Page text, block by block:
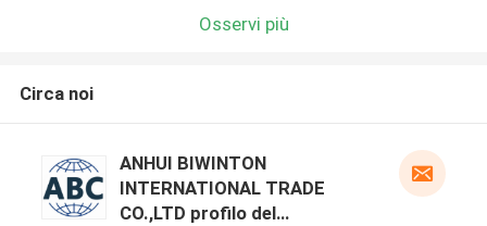
Osservi più
Circa noi
ANHUI BIWINTON
INTERNATIONAL TRADE
CO.,LTD profilo del